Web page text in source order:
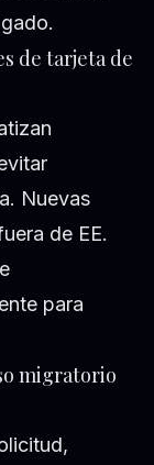
de tarjeta de
Nuevas
de EE.
para
migratorio